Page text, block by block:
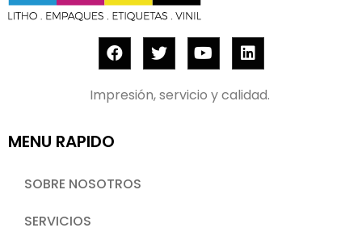
Impresión, servicio y calidad.
MENU RAPIDO
SOBRE NOSOTROS
SERVICIOS